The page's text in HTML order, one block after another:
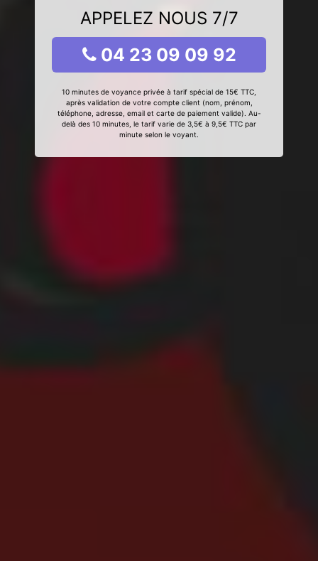
APPELEZ NOUS 7/7
04 23 09 09 92
10 minutes de voyance privée à tarif spécial de 15€ TTC,
après validation de votre compte client (nom, prénom,
téléphone, adresse, email et carte de paiement valide). Au-
delà des 10 minutes, le tarif varie de 3,5€ à 9,5€ TTC par
minute selon le voyant.